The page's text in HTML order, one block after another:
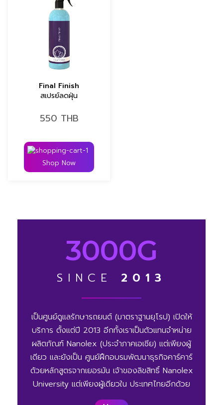
Final Finish
สเปรย์ลดฝุ่น
550 THB
Shop Now
3000G
SINCE 2013
เป็นศูนย์ดูแลรักษารถยนต์ (มาตราฐานยุโรป) เปิดให้
บริการ ตั้งแต่ปี 2013 อีกทั้งเราเป็นตัวแทนจำหน่าย
ผลิตภัณฑ์ Nanolex (ประจำภาคเอเชีย) แต่เพียงผู้
เดียว และยังเป็น ศูนย์ฝึกอบรมพัฒนาธุรกิจคาร์คาร์
ด้วยหลักสูตรจากเยอรมัน เจ้าของลิขสิทธิ์ Nanolex
University แต่เพียงผู้เดียวใน ประเทศไทยอีกด้วย